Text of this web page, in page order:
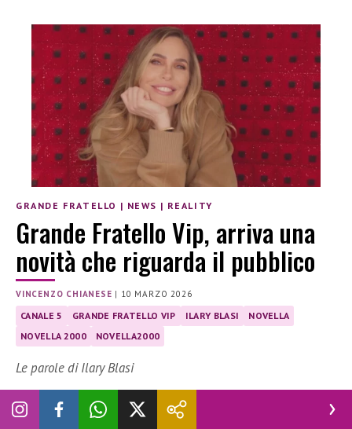
GRANDE FRATELLO | NEWS | REALITY
Grande Fratello Vip, arriva una
novità che riguarda il pubblico
VINCENZO CHIANESE | 10 MARZO 2026
CANALE 5 GRANDE FRATELLO VIP ILARY BLASI
NOVELLA
NOVELLA 2000
NOVELLA2000
Le parole di Ilary Blasi
Ilary Blasi annuncia un’importante
Fratello Vip
, che riguarda il coinvolgimento del pubblico